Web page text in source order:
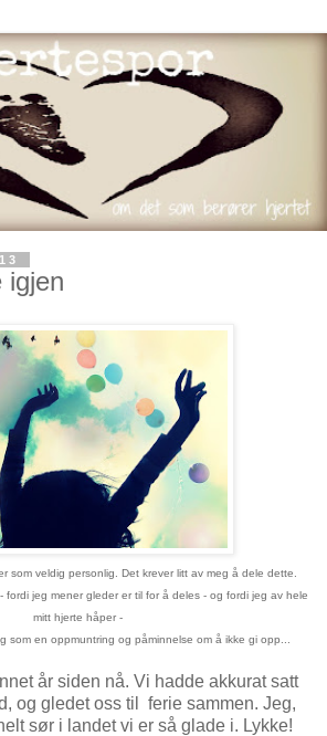
igjen
som veldig personlig. Det krever litt av meg å dele dette.
fordi jeg mener gleder er til for å deles - og fordi jeg av hele
mitt hjerte håper -
som en oppmuntring og påminnelse om å ikke gi opp...
år siden nå. Vi hadde akkurat satt
og gledet oss til ferie sammen. Jeg,
sør i landet vi er så glade i. Lykke!